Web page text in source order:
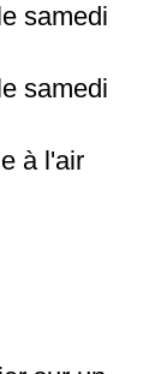
samedi
samedi
à l'air